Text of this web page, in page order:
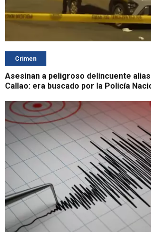
Crimen
Asesinan a peligroso delincuente
Callao: era buscado por la Policía